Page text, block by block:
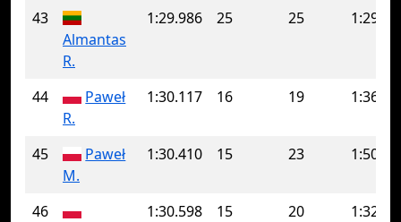
43
Almantas
R.
1:29.986 25 25
44
Paweł
R.
1:30.117 16 19
45
Paweł
M.
1:30.410 15 23
46
1:30.598 15 20